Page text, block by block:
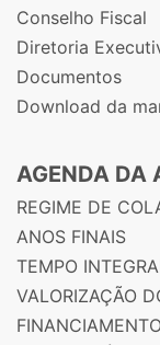
Conselho Fiscal
Diretoria
Documentos
Download da
AGENDA DA
REGIME DE
ANOS FINAIS
TEMPO
VALORIZAÇÃO